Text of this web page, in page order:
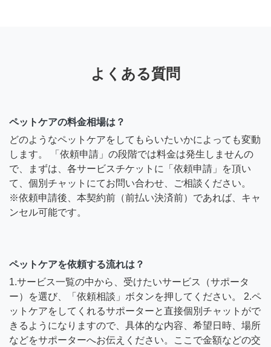
よくある質問
ペットケアの料金相場は？
どのようなペットケアをしてもらいたいかによっても変動
します。 「依頼申請」の段階では料金は発生しませんの
で、まずは、各サービスチケットに「依頼申請」を頂い
て、個別チャットにてお問い合わせ、ご相談ください。
※依頼申請後、本契約前（前払い決済前）であれば、キャ
ンセル可能です。
ペットケアを依頼する流れは？
1.サービス一覧の中から、受けたいサービス（サポータ
ー）を選び、「依頼相談」ボタンを押してください。 2.ペ
ットケアをしてくれるサポーターと直接個別チャットがで
きるようになりますので、具体的な内容、希望日時、場所
などをサポーターへお伝えください。ここで金額などの交